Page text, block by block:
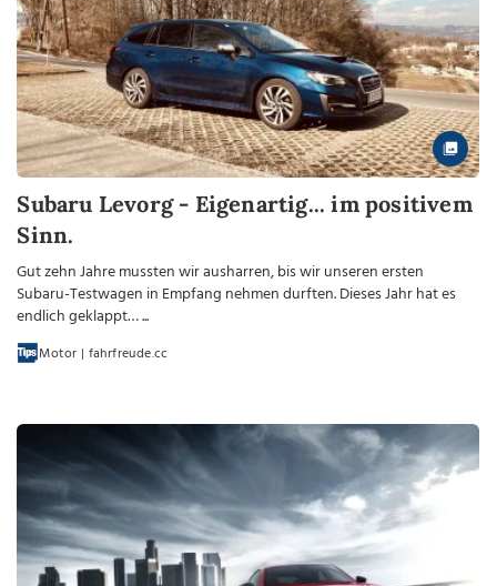
Subaru Levorg - Eigenartig... im positivem
Sinn.
Gut zehn Jahre mussten wir ausharren, bis wir unseren ersten
Subaru-Testwagen in Empfang nehmen durften. Dieses Jahr hat es
endlich geklappt… ...
Motor | fahrfreude.cc